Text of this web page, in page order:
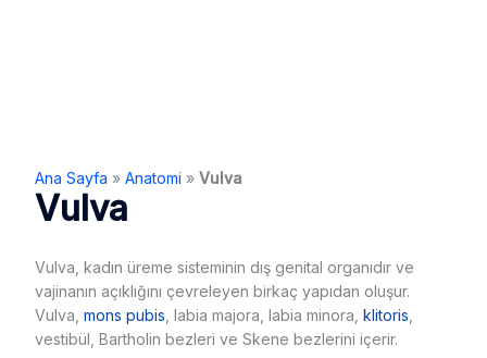
Ana Sayfa » Anatomi » Vulva
Vulva
Vulva, kadın üreme sisteminin dış genital organıdır ve
vajinanın açıklığını çevreleyen birkaç yapıdan oluşur.
Vulva, mons pubis , labia majora, labia minora, klitoris
vestibül, Bartholin bezleri ve Skene bezlerini içerir.